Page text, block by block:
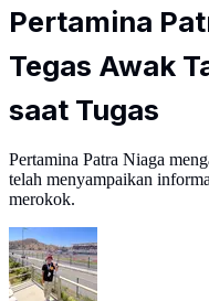
Pertamina
Tegas Awak
saat Tugas
Pertamina Patra Niaga
telah menyampaikan
merokok.